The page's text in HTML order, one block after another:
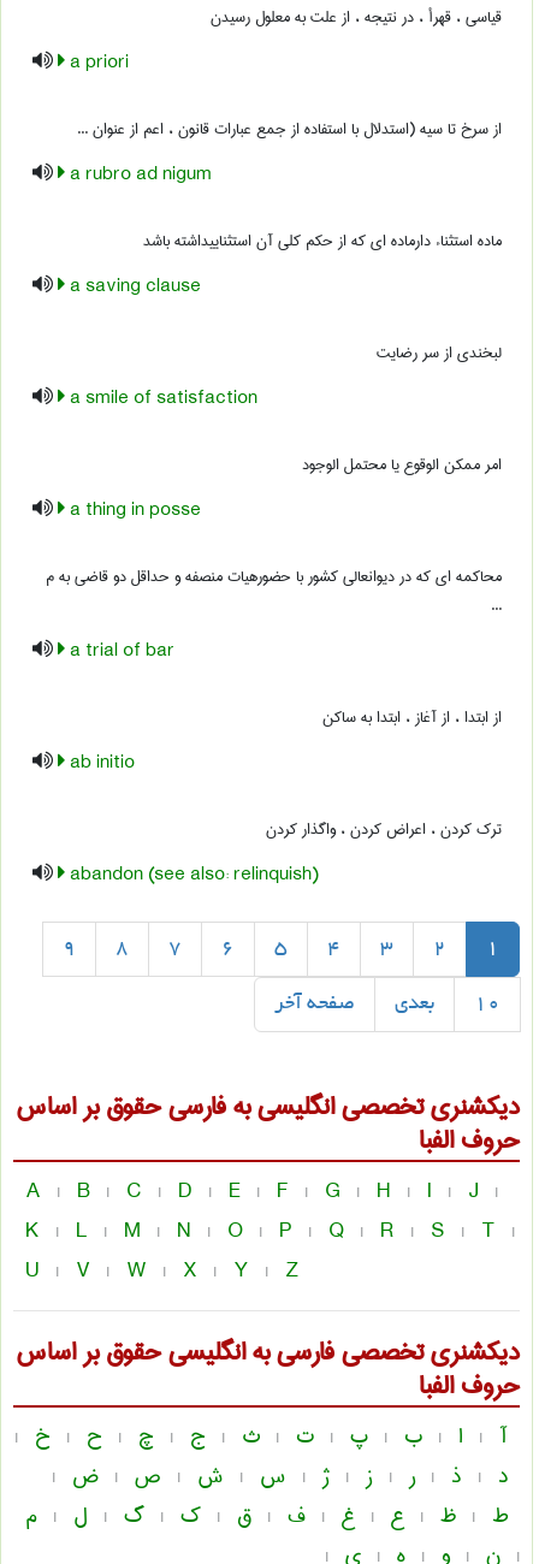
قیاسی ، قهرأ ، در نتیجه ، از علت به معلول رسیدن
a priori
از سرخ تا سیه (استدلال با استفاده از جمع عبارات قانون ، اعم از عنوان ...
a rubro ad nigum
ماده استثناء دارماده ای که از حکم کلی آن استثناییداشته باشد
a saving clause
لبخندی از سر رضایت
a smile of satisfaction
امر ممکن الوقوع یا محتمل الوجود
a thing in posse
محاکمه ای که در دیوانعالی کشور با حضورهیات منصفه و حداقل دو قاضی به م
...
a trial of bar
از ابتدا ، از آغاز ، ابتدا به ساکن
ab initio
ترک کردن ، اعراض کردن ، واگذار کردن
abandon (see also: relinquish)
1
2
3
4
5
6
7
8
9
10 بعدی صفحه آخر
دیکشنری تخصصی انگلیسی به فارسیحقوقبر اساس
حروف الفبا
A | B | C | D | E | F | G | H | I | J |
K | L | M | N | O | P | Q | R | S | T |
U | V | W | X | Y | Z
دیکشنری تخصصی فارسی به انگلیسیحقوقبر اساس
حروف الفبا
آ | ا | ب | پ | ت | ث | ج | چ | ح | خ |
د | ذ | ر | ز | ژ | س | ش | ص | ض |
ط | ظ | ع | غ | ف | ق | ک | گ | ل | م
| ن | و | ه | ی |